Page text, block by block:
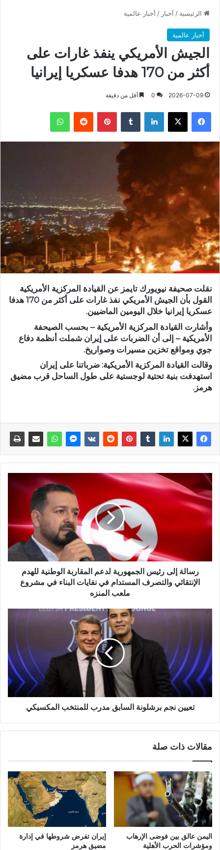
الرئيسية / أخبار / أخبار عالمية
أخبار عالمية
الجيش الأمريكي ينفذ غارات على
أكثر من 170 هدفا عسكريا إيرانيا
2026-07-09
0 أقل من دقيقة
فيسبوك X لينكدإن بينتيريست واتساب
نقلت صحيفة نيويورك تايمز عن القيادة المركزية الأمريكية
القول بأن الجيش الأمريكي نفذ غارات على أكثر من 170 هدفا
عسكريا إيرانيا خلال اليومين الماضيين.
وأشارت القيادة المركزية الأمريكية – بحسب الصيحفة
الأمريكية – إلى أن الضربات على إيران شملت أنظمة دفاع
جوي ومواقع تخزين مسيرات وصواريخ.
وقالت القيادة المركزية الأمريكية: ضرباتنا على إيران
استهدفت بنية تحتية لوجستية على طول الساحل قرب مضيق
هرمز.
رسالة إلى رئيس الجمهورية لدعم المقاربة الوطنية للهدم
الإنتقائي والتصرف المستدام في نفايات البناء في مشروع
ملعب المنزه
تعيين نجم برشلونة السابق مدرب للمنتخب المكسيكي
مقالات ذات صلة
اليمن عالق بين فوضى الإرهاب
ومؤشرات الحرب الأهلية
إيران تفرض شروطها في إدارة
مضيق هرمز